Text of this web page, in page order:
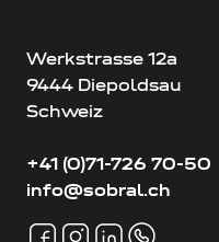
Werkstrasse 12a
9444 Diepoldsau
Schweiz
+41 (0)71-726 70-50
info@sobral.ch